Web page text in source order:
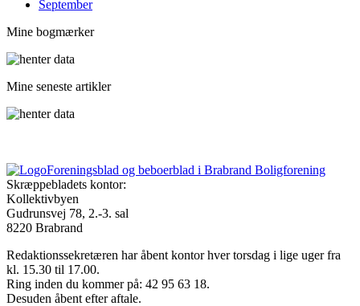
September
Mine bogmærker
Mine seneste artikler
Foreningsblad og beboerblad i Brabrand Boligforening
Skræppebladets kontor:
Kollektivbyen
Gudrunsvej 78, 2.-3. sal
8220 Brabrand
Redaktionssekretæren har åbent kontor hver torsdag i lige uger fra
kl. 15.30 til 17.00.
Ring inden du kommer på: 42 95 63 18.
Desuden åbent efter aftale.